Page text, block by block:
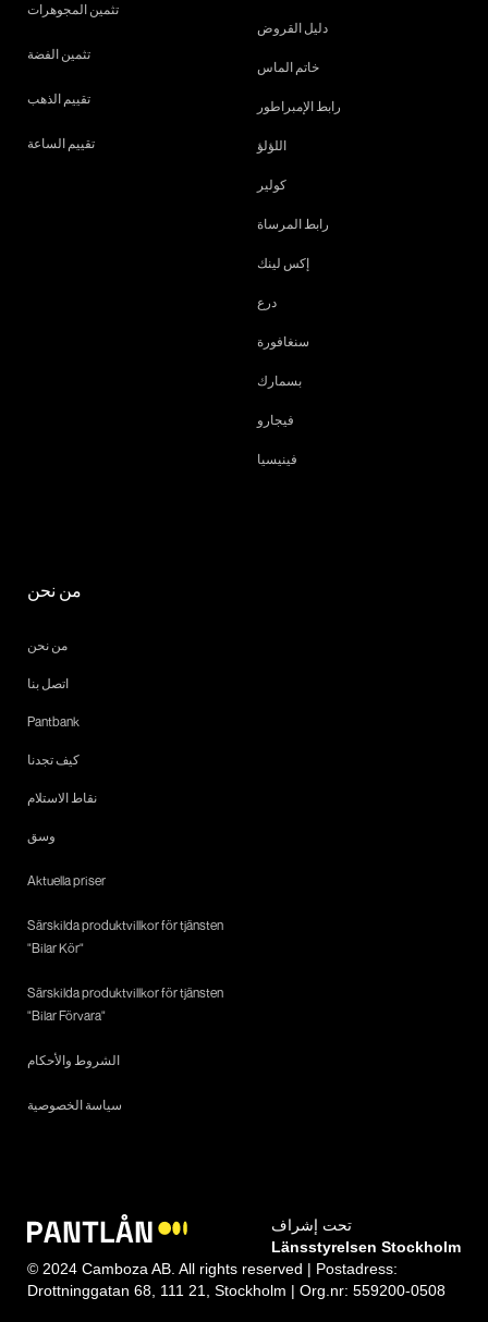
تثمين المجوهرات
تثمين الفضة
تقييم الذهب
تقييم الساعة
دليل القروض
خاتم الماس
رابط الإمبراطور
اللؤلؤ
كولير
رابط المرساة
إكس لينك
درع
سنغافورة
بسمارك
فيجارو
فينيسيا
من نحن
من نحن
اتصل بنا
Pantbank
كيف تجدنا
نقاط الاستلام
وسق
Aktuella priser
Särskilda produktvillkor för tjänsten
"Bilar Kör"
Särskilda produktvillkor för tjänsten
"Bilar Förvara"
الشروط والأحكام
سياسة الخصوصية
تحت إشراف
Länsstyrelsen Stockholm
© 2024 Camboza AB. All rights reserved | Postadress:
Drottninggatan 68, 111 21, Stockholm | Org.nr: 559200-0508